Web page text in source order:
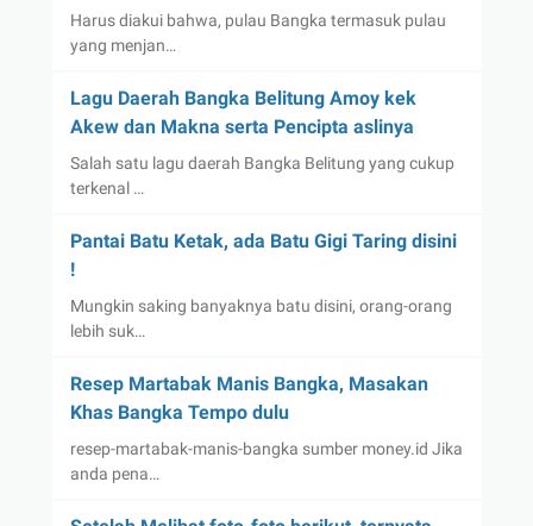
Harus diakui bahwa, pulau Bangka termasuk pulau
yang menjan…
Lagu Daerah Bangka Belitung Amoy kek
Akew dan Makna serta Pencipta aslinya
Salah satu lagu daerah Bangka Belitung yang cukup
terkenal …
Pantai Batu Ketak, ada Batu Gigi Taring disini
!
Mungkin saking banyaknya batu disini, orang-orang
lebih suk…
Resep Martabak Manis Bangka, Masakan
Khas Bangka Tempo dulu
resep-martabak-manis-bangka sumber money.id Jika
anda pena…